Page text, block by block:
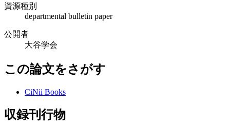
資源種別
departmental bulletin paper
公開者
大谷学会
この論文をさがす
CiNii Books
収録刊行物